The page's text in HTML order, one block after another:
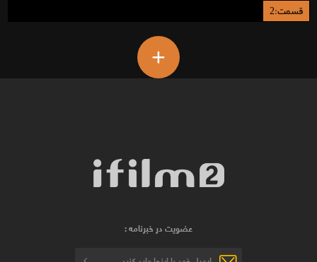
قسمت:2
+
عضویت در خبرنامه :